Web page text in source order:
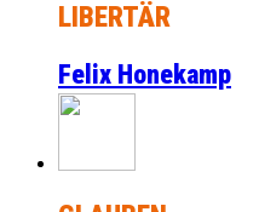
LIBERTÄR
Felix Honekamp